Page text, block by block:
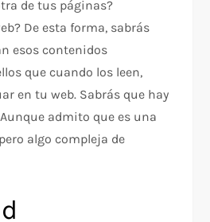
de tus páginas?
De esta forma, sabrás
esos contenidos
que cuando los leen,
en tu web. Sabrás que hay
admito que es una
algo compleja de